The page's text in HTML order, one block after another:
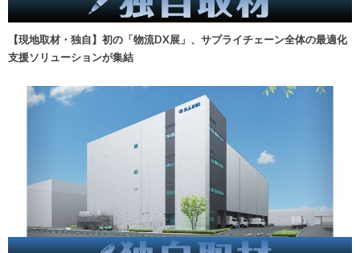
【現地取材・独自】初の「物流DX展」、サプライチェーン全体の最適化
支援ソリューションが集結